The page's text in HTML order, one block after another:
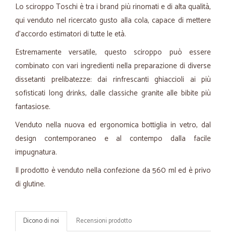
Lo sciroppo Toschi è tra i brand più rinomati e di alta qualità,
qui venduto nel ricercato gusto alla cola, capace di mettere
d'accordo estimatori di tutte le età.
Estremamente versatile, questo sciroppo può essere
combinato con vari ingredienti nella preparazione di diverse
dissetanti prelibatezze: dai rinfrescanti ghiaccioli ai più
sofisticati long drinks, dalle classiche granite alle bibite più
fantasiose.
Venduto nella nuova ed ergonomica bottiglia in vetro, dal
design contemporaneo e al contempo dalla facile
impugnatura.
Il prodotto è venduto nella confezione da 560 ml ed è privo
di glutine.
Dicono di noi Recensioni prodotto